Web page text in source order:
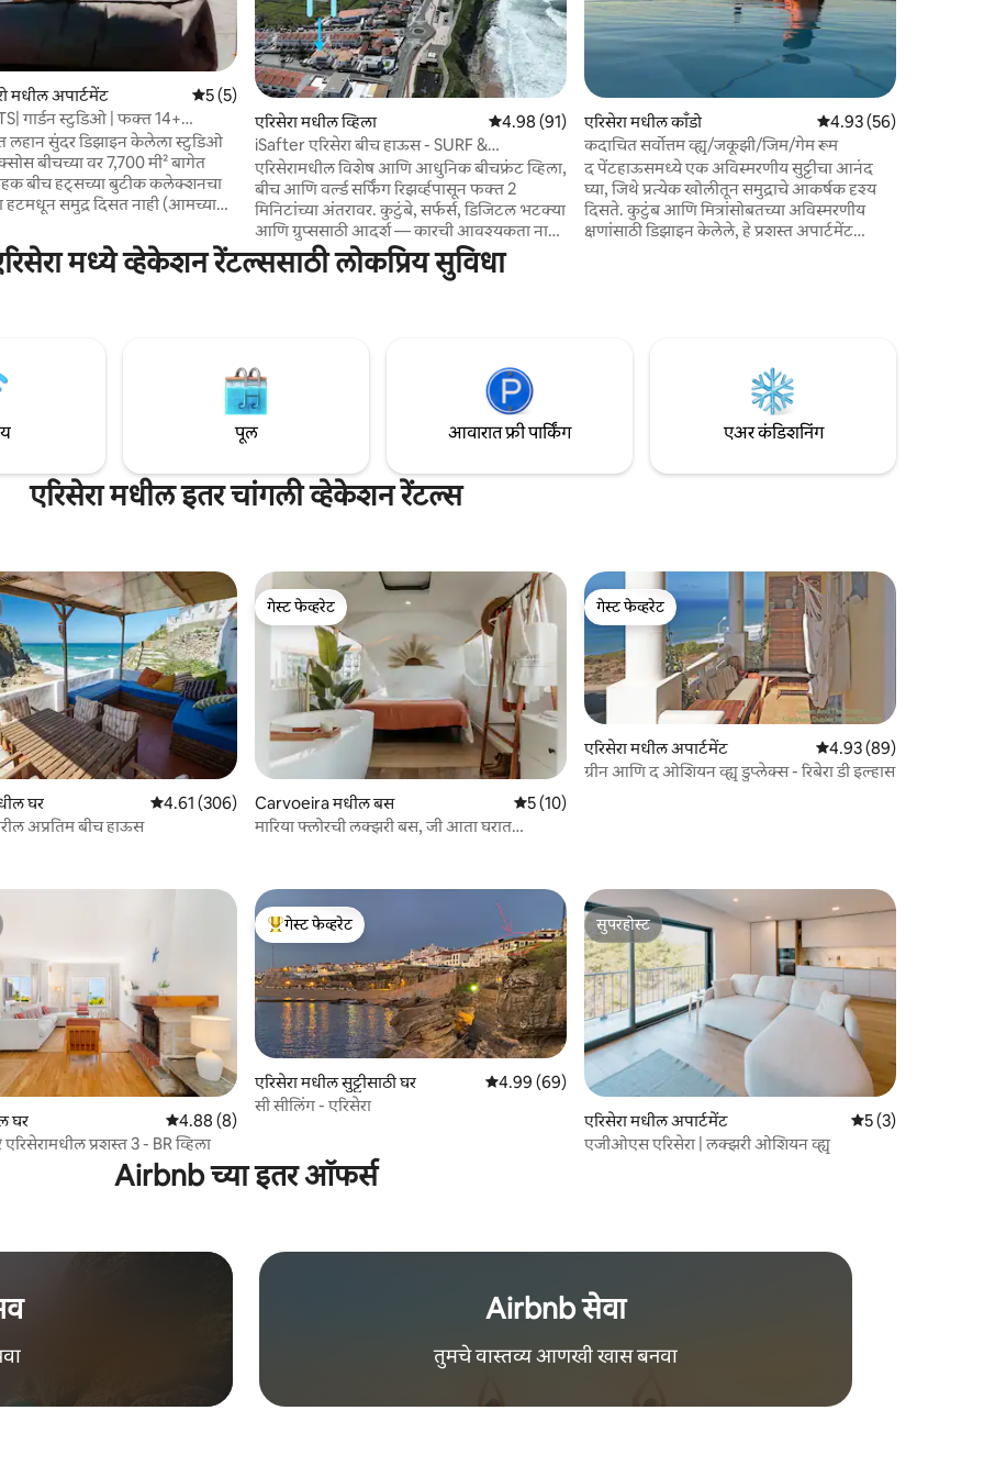
रिव्ह्यूज
मधील अपार्टमेंट 5 पैकी 5 सरासरी रेटिंग, 5 रिव्ह्यूज
5 (5)
गार्डन स्टुडिओ | फक्त 14+
लहान सुंदर डिझाइन केलेला स्टुडिओ
बीचच्या वर 7,700 मी² बागेत
बीच हट्सच्या बुटीक कलेक्शनचा
आमच्या शेअर केलेल्या पूलचा, शांत
आणि समुद्राच्या अप्रतिम दृश्यासह
एरिसेरा मधील व्हिला 5 पैकी 4.98 सरासरी रेटिंग, 91 रिव्ह्यूज
4.98 (91)
iSafter एरिसेरा बीच हाऊस - SURF &
BEACHFRONT -
एरिसेरामधील विशेष आणि आधुनिक बीचफ्रंट व्हिला,
बीच आणि वर्ल्ड सर्फिंग रिझर्व्हपासून फक्त 2
मिनिटांच्या अंतरावर. कुटुंबे, सर्फर्स, डिजिटल भटक्या
आणि ग्रुप्ससाठी आदर्श — कारची आवश्यकता नाही!
या घरात 2 मजले, आऊटडोअर बार्बेक्यू, डायनिंग
आणि टॅनिंग क्षेत्र आहे. सर्फ स्कूल, स्केट पार्क,
एकामध्ये. जलद वायफाय आणि लाईट! खाजगी,
सुरक्षित आणि पूर्णपणे सुसज्ज.
एरिसेरा मधील काँडो 5 पैकी 4.93 सरासरी रेटिंग,
4.93 (56)
कदाचित सर्वोत्तम व्ह्यू/जकूझी/जिम/गेम रूम
द पेंटहाऊसमध्ये एक अविस्मरणीय सुट्टीचा आनंद
घ्या, जिथे प्रत्येक खोलीतून समुद्राचे आकर्षक दृश्य
दिसते. कुटुंब आणि मित्रांसोबतच्या अविस्मरणीय
क्षणांसाठी डिझाइन केलेले, हे प्रशस्त अपार्टमेंट
रेस्टॉरंट्स आणि समुद्रकिनारे फक्त 5–10 मिनिटांच्या
पायपीटीच्या अंतरावर आहेत.
मध्ये व्हेकेशन रेंटल्ससाठी लोकप्रिय सुविधा
पूल आवारात फ्री पार्किंग एअर कंडिशनिंग
एरिसेरा मधील इतर चांगली व्हेकेशन रेंटल्स
रिव्ह्यूज
घर 5 पैकी 4.61 सरासरी रेटिंग, 306 रिव्ह्यूज
4.61 (306)
अप्रतिम बीच हाऊस
गेस्ट फेव्हरेट
गेस्ट फेव्हरेट
Carvoeira मधील बस 5 पैकी 5 सरासरी रेटिंग, 10 रिव्ह्यूज
5 (10)
मारिया फ्लोरची लक्झरी बस, जी आता घरात
गेस्ट फेव्हरेट
गेस्ट फेव्हरेट
एरिसेरा मधील अपार्टमेंट 5 पैकी 4.93 सरासरी रेटिंग,
4.93 (89)
ग्रीन आणि द ओशियन व्ह्यू डुप्लेक्स - रिबेरा डी इल्हास
घर 5 पैकी 4.88 सरासरी रेटिंग, 8 रिव्ह्यूज
4.88 (8)
एरिसेरामधील प्रशस्त 3 - BR व्हिला
टॉप गेस्ट फेव्हरेट
गेस्ट फेव्हरेट
एरिसेरा मधील सुट्टीसाठी घर 5 पैकी 4.99 सरासरी रेटिंग, 69 रिव्ह्यूज
4.99 (69)
सी सीलिंग - एरिसेरा
सुपरहोस्ट
सुपरहोस्ट
एरिसेरा मधील अपार्टमेंट 5 पैकी 5 सरासरी
5 (3)
एजीओएस एरिसेरा | लक्झरी ओशियन व्ह्यू
Airbnb च्या इतर ऑफर्स
Airbnb सेवा
तुमचे वास्तव्य आणखी खास बनवा